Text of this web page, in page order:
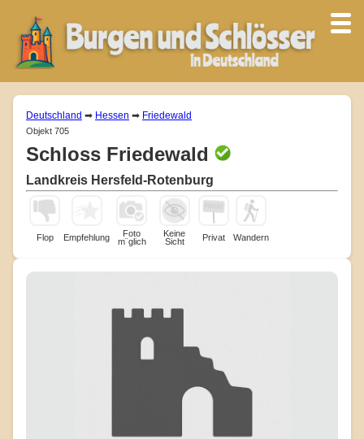
Deutschland ➡ Hessen ➡ Friedewald
Objekt 705
Schloss Friedewald
Landkreis Hersfeld-Rotenburg
Flop Empfehlung
Foto
m¨glich
Keine
Sicht
Privat Wandern